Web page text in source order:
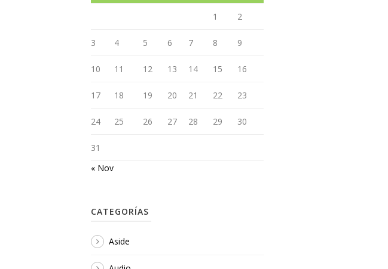
1 2
3 4 5 6 7 8 9
10 11 12 13 14 15 16
17 18 19 20 21 22 23
24 25 26 27 28 29 30
31
« Nov
CATEGORÍAS
Aside